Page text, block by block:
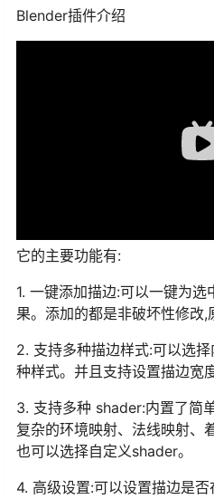
Blender插件介绍
它的主要功能有:
1. 一键添加描边:可以一键为
果。添加的都是非破坏性修改,
2. 支持多种描边样式:可以选
种样式。并且支持设置描边宽
3. 支持多种 shader:内置了简
复杂的环境映射、法线映射、
也可以选择自定义shader。
4. 高级设置:可以设置描边是